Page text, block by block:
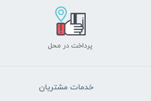
پرداخت در محل
خدمات مشتریان